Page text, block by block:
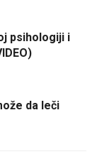
psihologiji i
da leči